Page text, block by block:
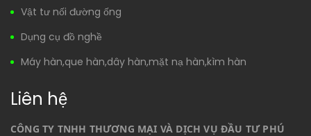
Vật tư nối đường ống
Dụng cụ đồ nghề
Máy hàn,que hàn,dây hàn,mặt nạ hàn,kìm hàn
Liên hệ
CÔNG TY TNHH THƯƠNG MẠI VÀ DỊCH VỤ ĐẦU TƯ PHÚ